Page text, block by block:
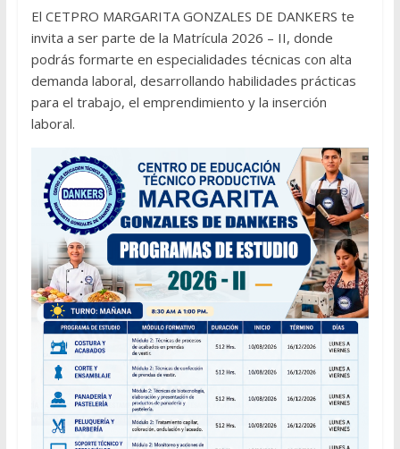
El CETPRO MARGARITA GONZALES DE DANKERS te
invita a ser parte de la Matrícula 2026 – II, donde
podrás formarte en especialidades técnicas con alta
demanda laboral, desarrollando habilidades prácticas
para el trabajo, el emprendimiento y la inserción
laboral.